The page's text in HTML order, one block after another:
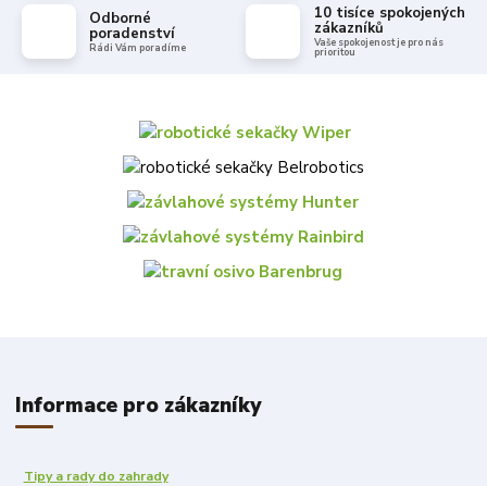
Odborné
poradenství
Rádi Vám poradíme
10 tisíce spokojených
zákazníků
Vaše spokojenost je pro nás
prioritou
Informace pro zákazníky
Tipy a rady do zahrady